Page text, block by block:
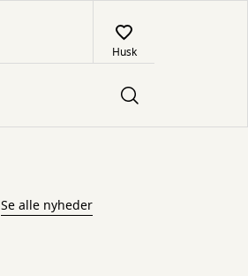
Husk
Se alle nyheder